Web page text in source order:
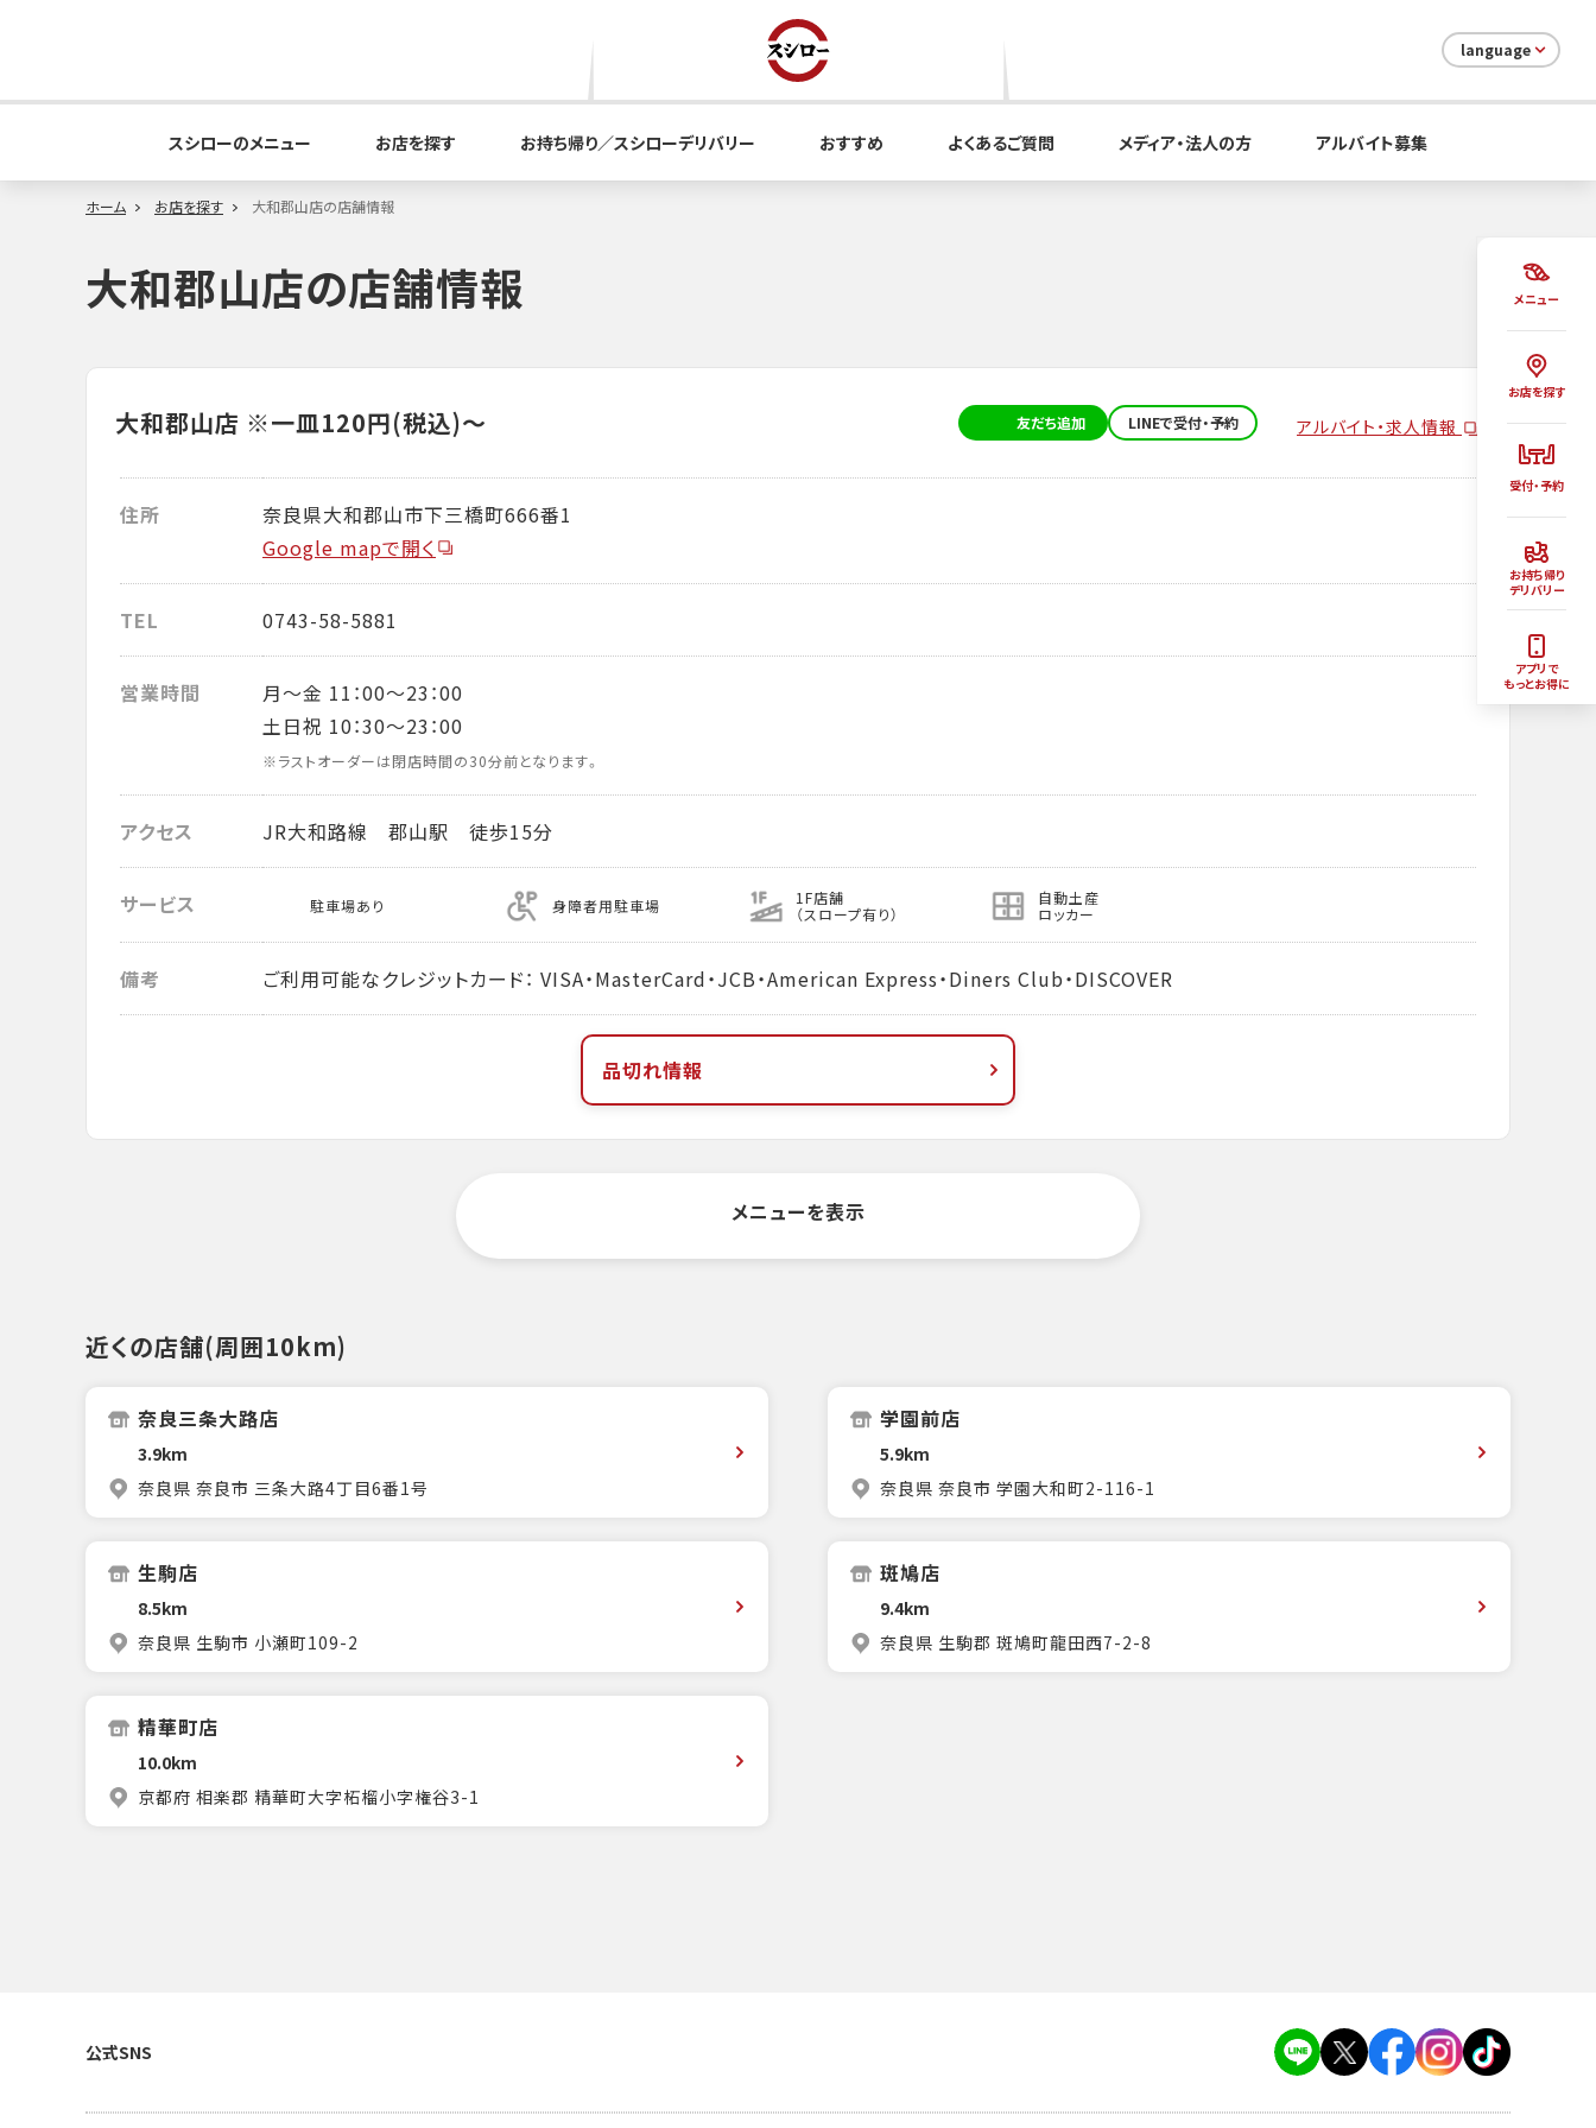
メニュー
お店を探す
受付・予約
お持ち帰り
デリバリー
アプリで
もっとお得に
language
スシローのメニュー お店を探す お持ち帰り／スシローデリバリー おすすめ よくあるご質問 メディア・法人の方 アルバイト募集
ホーム お店を探す 大和郡山店の店舗情報
大和郡山店の店舗情報
大和郡山店 ※一皿120円(税込)～ 友だち追加 LINEで受付・予約 アルバイト・求人情報
住所
奈良県大和郡山市下三橋町666番1
Google mapで開く
TEL 0743-58-5881
営業時間
月～金 11：00～23：00
土日祝 10：30～23：00
※ラストオーダーは閉店時間の30分前となります。
アクセス JR大和路線 郡山駅 徒歩15分
サービス 駐車場あり 身障者用駐車場 1F店舗
（スロープ有り）
自動土産
ロッカー
備考 ご利用可能なクレジットカード： VISA・MasterCard・JCB・American Express・Diners Club・DISCOVER
品切れ情報
メニューを表示
近くの店舗(周囲10km)
奈良三条大路店
3.9km
奈良県 奈良市 三条大路4丁目6番1号
学園前店
5.9km
奈良県 奈良市 学園大和町2-116-1
生駒店
8.5km
奈良県 生駒市 小瀬町109-2
斑鳩店
9.4km
奈良県 生駒郡 斑鳩町龍田西7-2-8
精華町店
10.0km
京都府 相楽郡 精華町大字柘榴小字権谷3-1
公式SNS